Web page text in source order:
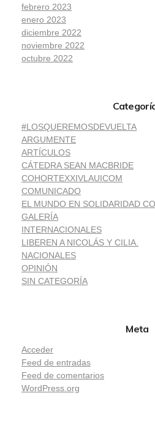
febrero 2023
enero 2023
diciembre 2022
noviembre 2022
octubre 2022
#LOSQUEREMOSDEVUELTA
ARGUMENTE
ARTÍCULOS
CÁTEDRA SEAN MACBRIDE
COHORTEXXIVLAUICOM
COMUNICADO
EL MUNDO EN SOLIDARIDAD
GALERÍA
INTERNACIONALES
LIBEREN A NICOLÁS Y CILIA.
NACIONALES
OPINIÓN
SIN CATEGORÍA
Meta
Acceder
Feed de entradas
Feed de comentarios
WordPress.org